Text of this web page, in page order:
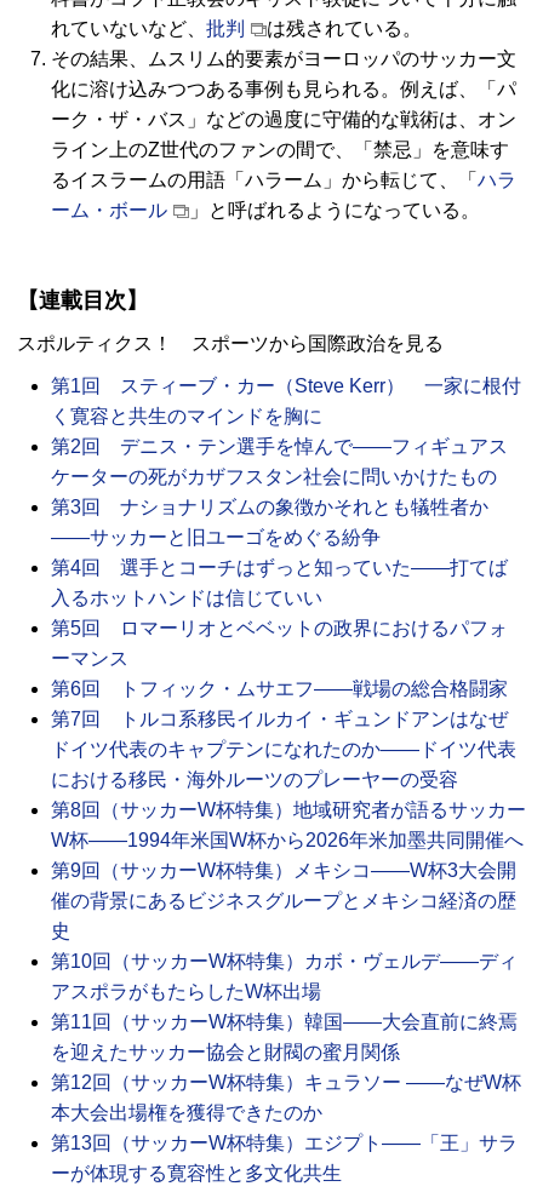
れていないなど、 批判
は残されている。
その結果、ムスリム的要素がヨーロッパのサッカー文
化に溶け込みつつある事例も見られる。例えば、「パ
ーク・ザ・バス」などの過度に守備的な戦術は、オン
ライン上のZ世代のファンの間で、「禁忌」を意味す
るイスラームの用語「ハラーム」から転じて、「 ハラ
ーム・ボール
」と呼ばれるようになっている。
【連載目次】
スポルティクス！ スポーツから国際政治を見る
第1回 スティーブ・カー（Steve Kerr） 一家に根付
く寛容と共生のマインドを胸に
第2回 デニス・テン選手を悼んで――フィギュアス
ケーターの死がカザフスタン社会に問いかけたもの
第3回 ナショナリズムの象徴かそれとも犠牲者か
――サッカーと旧ユーゴをめぐる紛争
第4回 選手とコーチはずっと知っていた――打てば
入るホットハンドは信じていい
第5回 ロマーリオとベベットの政界におけるパフォ
ーマンス
第6回 トフィック・ムサエフ――戦場の総合格闘家
第7回 トルコ系移民イルカイ・ギュンドアンはなぜ
ドイツ代表のキャプテンになれたのか――ドイツ代表
における移民・海外ルーツのプレーヤーの受容
第8回（サッカーW杯特集）地域研究者が語るサッカー
W杯――1994年米国W杯から2026年米加墨共同開催へ
第9回（サッカーW杯特集）メキシコ――W杯3大会開
催の背景にあるビジネスグループとメキシコ経済の歴
史
第10回（サッカーW杯特集）カボ・ヴェルデ――ディ
アスポラがもたらしたW杯出場
第11回（サッカーW杯特集）韓国――大会直前に終焉
を迎えたサッカー協会と財閥の蜜月関係
第12回（サッカーW杯特集）キュラソー ――なぜW杯
本大会出場権を獲得できたのか
第13回（サッカーW杯特集）エジプト――「王」サラ
ーが体現する寛容性と多文化共生